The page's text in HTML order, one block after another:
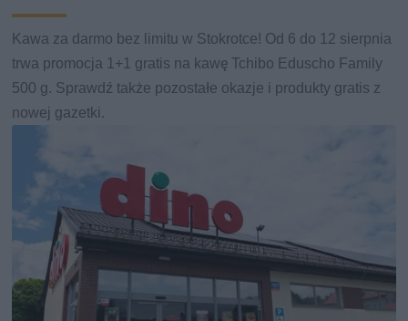
Kawa za darmo bez limitu w Stokrotce! Od 6 do 12 sierpnia
trwa promocja 1+1 gratis na kawę Tchibo Eduscho Family
500 g. Sprawdź także pozostałe okazje i produkty gratis z
nowej gazetki.